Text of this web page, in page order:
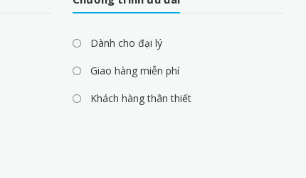
Dành cho đại lý
Giao hàng miễn phí
Khách hàng thân thiết